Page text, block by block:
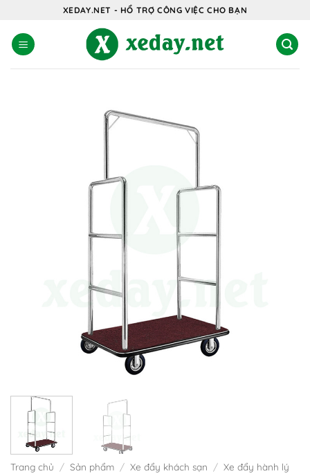
nội
dung
XEDAY.NET - HỔ TRỢ CÔNG VIỆC CHO BẠN
Trang chủ / Sản phẩm / Xe đẩy khách sạn / Xe đẩy hành lý